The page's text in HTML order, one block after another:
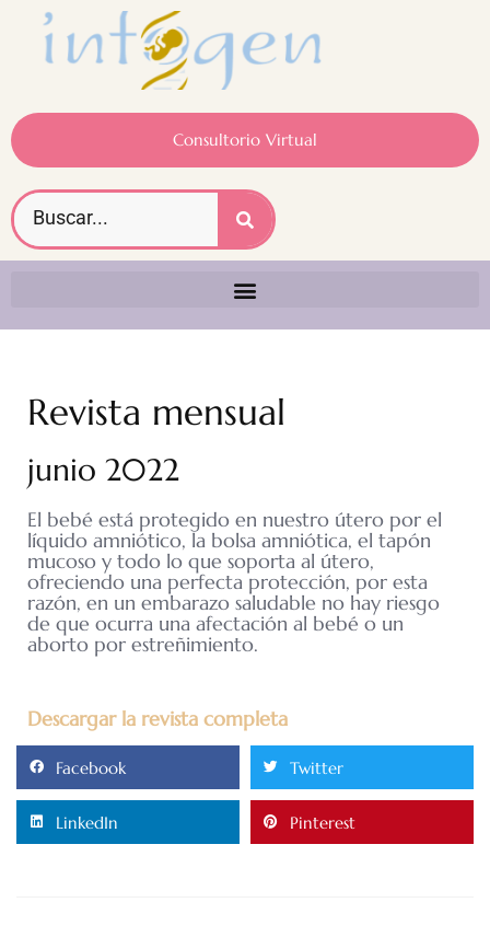
Consultorio Virtual
Revista mensual
junio 2022
El bebé está protegido en nuestro útero por el
líquido amniótico, la bolsa amniótica, el tapón
mucoso y todo lo que soporta al útero,
ofreciendo una perfecta protección, por esta
razón, en un embarazo saludable no hay riesgo
de que ocurra una afectación al bebé o un
aborto por estreñimiento.
Descargar la revista completa
Facebook Twitter
LinkedIn Pinterest